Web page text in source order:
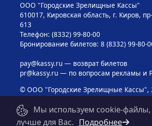
ООО "Городские Зрелищные Кассы"
610017, Кировская область, г. Киров,
613
Телефон: (8332) 99-80-00
Бронирование билетов: 8 (8332) 99-80-
pay@kassy.ru— возврат билетов
pr@kassy.ru— по вопросам рекламы и
© ООО "Городские Зрелищные Кассы",
Мы используем cookie-файлы,
лучше для Вас. Подробнее